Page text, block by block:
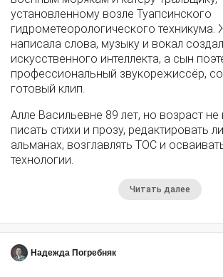
установленному возле Туапсинского
гидрометеорологического
написала слова, музыку и вокал
искусственного интеллекта, а сын
профессиональный звукорежиссёр,
готовый клип.
Алле Васильевне 89 лет, но возраст
писать стихи и прозу, редактировать
альманах, возглавлять ТОС и
технологии.
Читать далее
Надежда Погребняк